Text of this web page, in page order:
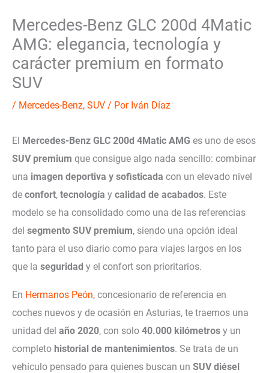
Mercedes-Benz GLC 200d 4Matic
AMG: elegancia, tecnología y
carácter premium en formato
SUV
/ Mercedes-Benz, SUV / Por Iván Díaz
El Mercedes-Benz GLC 200d 4Matic AMG es uno de esos
SUV premium que consigue algo nada sencillo: combinar
una imagen deportiva y sofisticada con un elevado nivel
de confort, tecnología y calidad de acabados. Este
modelo se ha consolidado como una de las referencias
del segmento SUV premium, siendo una opción ideal
tanto para el uso diario como para viajes largos en los
que la seguridad y el confort son prioritarios.
En Hermanos Peón, concesionario de referencia en
coches nuevos y de ocasión en Asturias, te traemos una
unidad del año 2020, con solo 40.000 kilómetros y un
completo historial de mantenimientos. Se trata de un
vehículo pensado para quienes buscan un SUV diésel